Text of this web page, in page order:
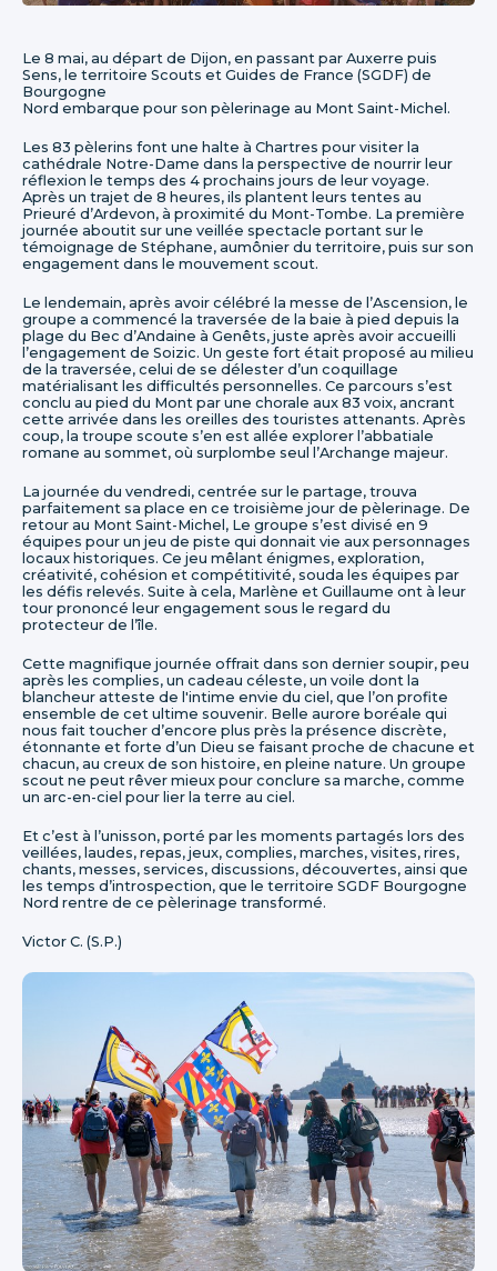
Le 8 mai, au départ de Dijon, en passant par Auxerre puis
Sens, le territoire Scouts et Guides de France (SGDF) de
Bourgogne
Nord embarque pour son pèlerinage au Mont Saint-Michel.
Les 83 pèlerins font une halte à Chartres pour visiter la
cathédrale Notre-Dame dans la perspective de nourrir leur
réflexion le temps des 4 prochains jours de leur voyage.
Après un trajet de 8 heures, ils plantent leurs tentes au
Prieuré d’Ardevon, à proximité du Mont-Tombe. La première
journée aboutit sur une veillée spectacle portant sur le
témoignage de Stéphane, aumônier du territoire, puis sur son
engagement dans le mouvement scout.
Le lendemain, après avoir célébré la messe de l’Ascension, le
groupe a commencé la traversée de la baie à pied depuis la
plage du Bec d’Andaine à Genêts, juste après avoir accueilli
l’engagement de Soizic. Un geste fort était proposé au milieu
de la traversée, celui de se délester d’un coquillage
matérialisant les difficultés personnelles. Ce parcours s’est
conclu au pied du Mont par une chorale aux 83 voix, ancrant
cette arrivée dans les oreilles des touristes attenants. Après
coup, la troupe scoute s’en est allée explorer l’abbatiale
romane au sommet, où surplombe seul l’Archange majeur.
La journée du vendredi, centrée sur le partage, trouva
parfaitement sa place en ce troisième jour de pèlerinage. De
retour au Mont Saint-Michel, Le groupe s’est divisé en 9
équipes pour un jeu de piste qui donnait vie aux personnages
locaux historiques. Ce jeu mêlant énigmes, exploration,
créativité, cohésion et compétitivité, souda les équipes par
les défis relevés. Suite à cela, Marlène et Guillaume ont à leur
tour prononcé leur engagement sous le regard du
protecteur de l’île.
Cette magnifique journée offrait dans son dernier soupir, peu
après les complies, un cadeau céleste, un voile dont la
blancheur atteste de l'intime envie du ciel, que l’on profite
ensemble de cet ultime souvenir. Belle aurore boréale qui
nous fait toucher d’encore plus près la présence discrète,
étonnante et forte d’un Dieu se faisant proche de chacune et
chacun, au creux de son histoire, en pleine nature. Un groupe
scout ne peut rêver mieux pour conclure sa marche, comme
un arc-en-ciel pour lier la terre au ciel.
Et c’est à l’unisson, porté par les moments partagés lors des
veillées, laudes, repas, jeux, complies, marches, visites, rires,
chants, messes, services, discussions, découvertes, ainsi que
les temps d’introspection, que le territoire SGDF Bourgogne
Nord rentre de ce pèlerinage transformé.
Victor C. (S.P.)